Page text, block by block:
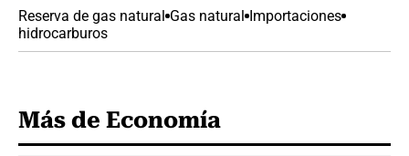
Reserva de gas natural Gas natural
Importaciones
hidrocarburos
Más de Economía